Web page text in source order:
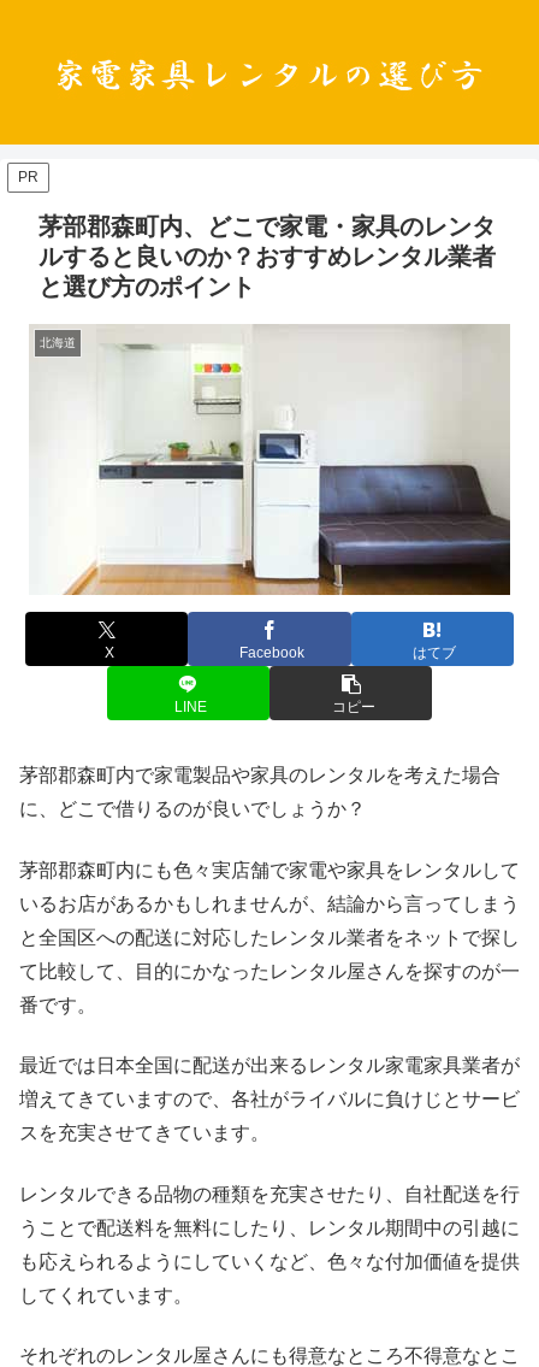
PR
茅部郡森町内、どこで家電・家具のレンタ
ルすると良いのか？おすすめレンタル業者
と選び方のポイント
北海道
X Facebook はてブ
LINE コピー
茅部郡森町内で家電製品や家具のレンタルを考えた場合
に、どこで借りるのが良いでしょうか？
茅部郡森町内にも色々実店舗で家電や家具をレンタルして
いるお店があるかもしれませんが、結論から言ってしまう
と全国区への配送に対応したレンタル業者をネットで探し
て比較して、目的にかなったレンタル屋さんを探すのが一
番です。
最近では日本全国に配送が出来るレンタル家電家具業者が
増えてきていますので、各社がライバルに負けじとサービ
スを充実させてきています。
レンタルできる品物の種類を充実させたり、自社配送を行
うことで配送料を無料にしたり、レンタル期間中の引越に
も応えられるようにしていくなど、色々な付加価値を提供
してくれています。
それぞれのレンタル屋さんにも得意なところ不得意なとこ